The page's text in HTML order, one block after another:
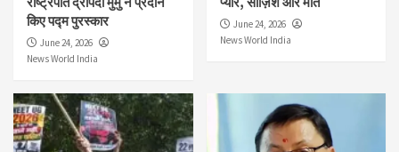
किए पद्म पुरस्कार
June 24, 2026
News World India
June 24, 2026
News World India